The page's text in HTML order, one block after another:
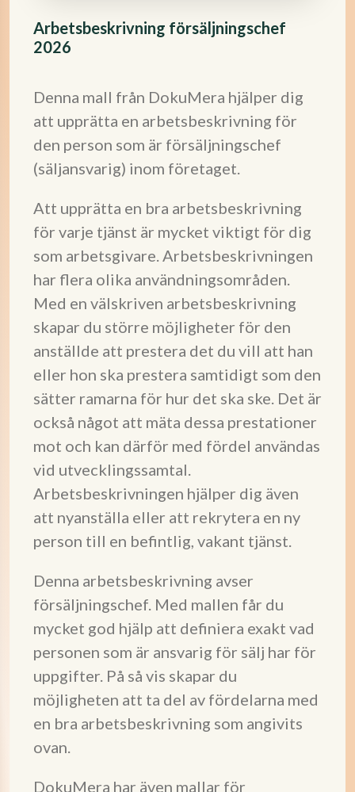
Arbetsbeskrivning försäljningschef
2026
Denna mall från DokuMera hjälper dig
att upprätta en arbetsbeskrivning för
den person som är försäljningschef
(säljansvarig) inom företaget.
Att upprätta en bra arbetsbeskrivning
för varje tjänst är mycket viktigt för dig
som arbetsgivare. Arbetsbeskrivningen
har flera olika användningsområden.
Med en välskriven arbetsbeskrivning
skapar du större möjligheter för den
anställde att prestera det du vill att han
eller hon ska prestera samtidigt som den
sätter ramarna för hur det ska ske. Det är
också något att mäta dessa prestationer
mot och kan därför med fördel användas
vid utvecklingssamtal.
Arbetsbeskrivningen hjälper dig även
att nyanställa eller att rekrytera en ny
person till en befintlig, vakant tjänst.
Denna arbetsbeskrivning avser
försäljningschef. Med mallen får du
mycket god hjälp att definiera exakt vad
personen som är ansvarig för sälj har för
uppgifter. På så vis skapar du
möjligheten att ta del av fördelarna med
en bra arbetsbeskrivning som angivits
ovan.
DokuMera har även mallar för